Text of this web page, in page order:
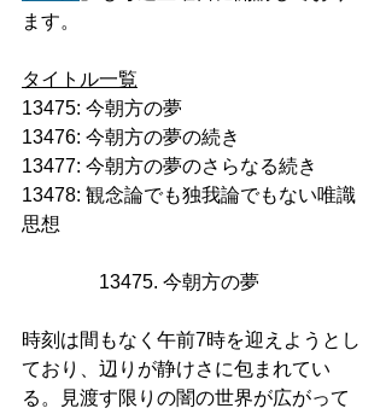
ます。
タイトル一覧
13475: 今朝方の夢
13476: 今朝方の夢の続き
13477: 今朝方の夢のさらなる続き
13478: 観念論でも独我論でもない唯識
思想
13475. 今朝方の夢
時刻は間もなく午前7時を迎えようとし
ており、辺りが静けさに包まれてい
る。見渡す限りの闇の世界が広がって